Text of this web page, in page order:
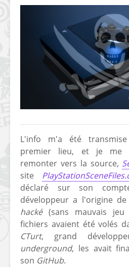
L'info m'a été
premier lieu, et je me
remonter vers la source,
site
déclaré sur son
développeur a l'origine de
hacké(sans mauvais
fichiers avaient été volés
CTurt, grand
underground, les avait
son GitHub.
KyûHEN, le
concours de
homebrews
[PSP] Débricker
PSP 2000/3000
désormais
possible avec
Sweeper !
[PS4] TUTO -
/ Jailbreaker sa PS4
en 6.72